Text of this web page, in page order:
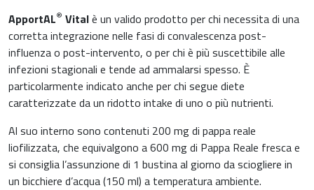
ApportAL® Vitalè un valido prodotto per chi necessita di una
corretta integrazione nelle fasi di convalescenza post-
influenza o post-intervento, o per chi è più suscettibile alle
infezioni stagionali e tende ad ammalarsi spesso. È
particolarmente indicato anche per chi segue diete
caratterizzate da un ridotto intake di uno o più nutrienti.
Al suo interno sono contenuti 200 mg di pappa reale
liofilizzata, che equivalgono a 600 mg di Pappa Reale fresca e
si consiglia l’assunzione di 1 bustina al giorno da sciogliere in
un bicchiere d’acqua (150 ml) a temperatura ambiente.